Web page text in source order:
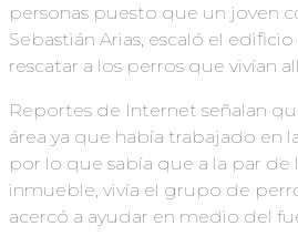
personas puesto que un joven
Sebastián Arias, escaló el
rescatar a los perros que vivían
Reportes de Internet señalan
área ya que había trabajado en
por lo que sabía que a la par de
inmueble, vivía el grupo de
acercó a ayudar en medio del